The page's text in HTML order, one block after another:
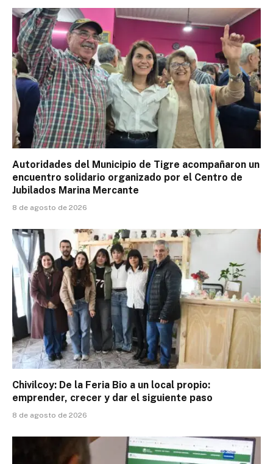
Autoridades del Municipio de Tigre acompañaron un
encuentro solidario organizado por el Centro de
Jubilados Marina Mercante
8 de agosto de 2026
Chivilcoy: De la Feria Bio a un local propio:
emprender, crecer y dar el siguiente paso
8 de agosto de 2026